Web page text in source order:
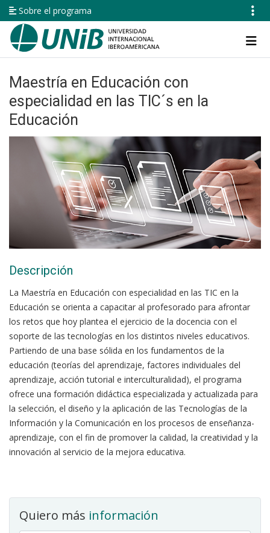
Pasar
al
contenido
principal
Sobre el programa
Navegación
principal
Maestría en Educación con
especialidad en las TIC´s en la
Educación
Quiero más información
Descripción
La Maestría en Educación con especialidad en las TIC en la
Educación se orienta a capacitar al profesorado para afrontar
los retos que hoy plantea el ejercicio de la docencia con el
soporte de las tecnologías en los distintos niveles educativos.
Partiendo de una base sólida en los fundamentos de la
educación (teorías del aprendizaje, factores individuales del
aprendizaje, acción tutorial e interculturalidad), el programa
ofrece una formación didáctica especializada y actualizada para
la selección, el diseño y la aplicación de las Tecnologías de la
Información y la Comunicación en los procesos de enseñanza-
aprendizaje, con el fin de promover la calidad, la creatividad y la
innovación al servicio de la mejora educativa.